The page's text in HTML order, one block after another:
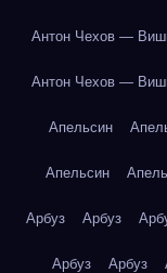
Антон Чехов —
Антон Чехов —
Апельсин
Апельсин
Арбуз Арбуз
Арбуз Арбуз